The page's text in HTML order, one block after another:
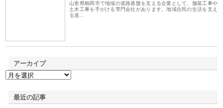
山形県鶴岡市で地域の道路基盤を支える企業として、舗装工事や
土木工事を手がける専門会社があります。地域住民の生活を支え
る道…
アーカイブ
最近の記事